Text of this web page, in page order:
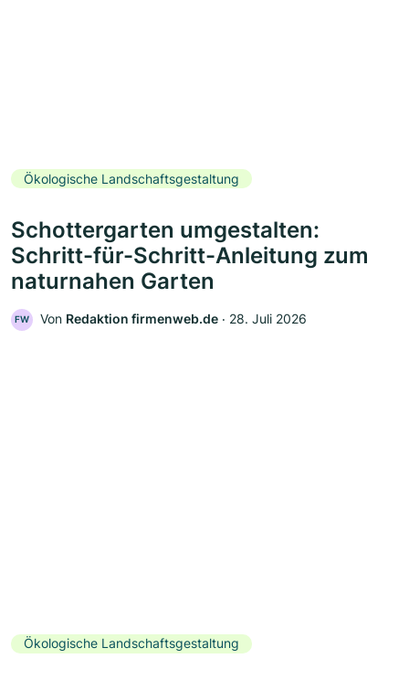
Ökologische Landschaftsgestaltung
Schottergarten umgestalten:
Schritt-für-Schritt-Anleitung zum
naturnahen Garten
FW Von Redaktion firmenweb.de ‧ 28. Juli 2026
Ökologische Landschaftsgestaltung